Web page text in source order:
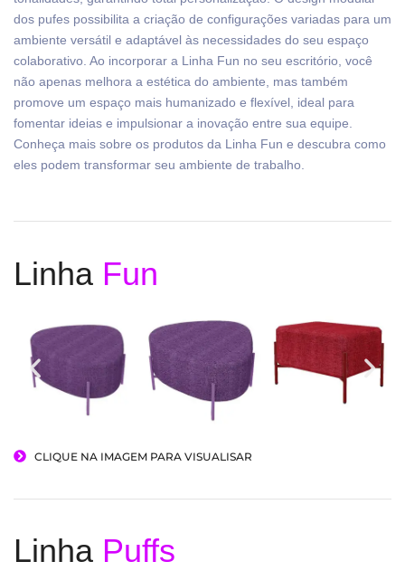
dos pufes possibilita a criação de configurações variadas para um
ambiente versátil e adaptável às necessidades do seu espaço
colaborativo. Ao incorporar a Linha Fun no seu escritório, você
não apenas melhora a estética do ambiente, mas também
promove um espaço mais humanizado e flexível, ideal para
fomentar ideias e impulsionar a inovação entre sua equipe.
Conheça mais sobre os produtos da Linha Fun e descubra como
eles podem transformar seu ambiente de trabalho.
Linha Fun
CLIQUE NA IMAGEM PARA VISUALISAR
Linha Puffs